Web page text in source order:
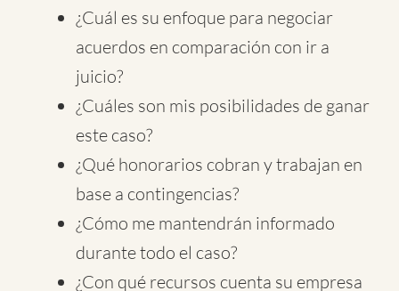
¿Cuál es su enfoque para negociar
acuerdos en comparación con ir a
juicio?
¿Cuáles son mis posibilidades de ganar
este caso?
¿Qué honorarios cobran y trabajan en
base a contingencias?
¿Cómo me mantendrán informado
durante todo el caso?
¿Con qué recursos cuenta su empresa